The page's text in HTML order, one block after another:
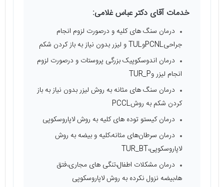
خدمات آقای دکتر عباس غلامی:
درمان سنگ های کلیه و درصورت لزوم انجام
جراحیPCNLوTUL و لیزر بدون نیاز به باز کردن شکم
درمان اندوسکوپیک بزرگی پروستات و درصورت لزوم
انجام لیزر وTUR_P
درمان سنگ های مثانه به روش لیزر بدون نیاز به باز
کردن شکم به روشPCCL
درمان کیستو توده های کلیه به روش لاپاروسکوپی
درمان سرطان‌های مثانه،کلیه و بیضه به روش
لاپاروسکوپی،TUR_BT
درمان مشکلات اطفال،تنگی های مجاری،فتق
ها،بیضه نزول نکرده به روش لاپاروسکوپی